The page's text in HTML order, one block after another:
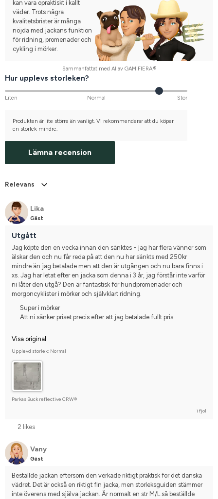
kan vara opraktiskt i kallt
väder. Trots några
kvalitetsbrister är många
nöjda med jackans funktion
för ridning, promenader och
cykling i mörker.
Sammanfattat med AI av GAMIFIERA.®
Hur upplevs storleken?
Liten Normal Stor
Produkten är lite större än vanligt. Vi rekommenderar att du köper
en storlek mindre.
Lämna recension
Relevans
Lika
Gäst
Utgått
Jag köpte den en vecka innan den sänktes - jag har flera vänner som
älskar den och nu får reda på att den nu har sänkts med 250kr
mindre än jag betalade men att den är utgången och nu bara finns i
xs. Jag har letat efter en jacka som denna i 3 år, jag förstår inte varför
ni låter den utgå? Den är fantastisk för hundpromenader och
morgoncyklister i mörker och självklart ridning.
Super i mörker
Att ni sänker priset precis efter att jag betalade fullt pris
Visa original
Upplevd storlek: Normal
Parkas Buck reflective CRW®
i fjol
2 likes
Vany
Gäst
Beställde jackan eftersom den verkade riktigt praktisk för det danska
vädret. Det är också en riktigt fin jacka, men storleksguiden stämmer
inte överens med själva jackan. Är normalt en str M/L så beställde